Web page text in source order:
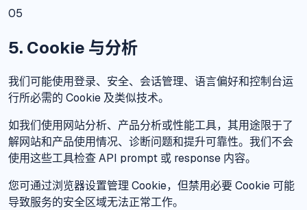
05
5. Cookie 与分析
我们可能使用登录、安全、会话管理、语言偏好和控制台运
行所必需的 Cookie 及类似技术。
如我们使用网站分析、产品分析或性能工具，其用途限于了
解网站和产品使用情况、诊断问题和提升可靠性。我们不会
使用这些工具检查 API prompt 或 response 内容。
您可通过浏览器设置管理 Cookie，但禁用必要 Cookie 可能
导致服务的安全区域无法正常工作。